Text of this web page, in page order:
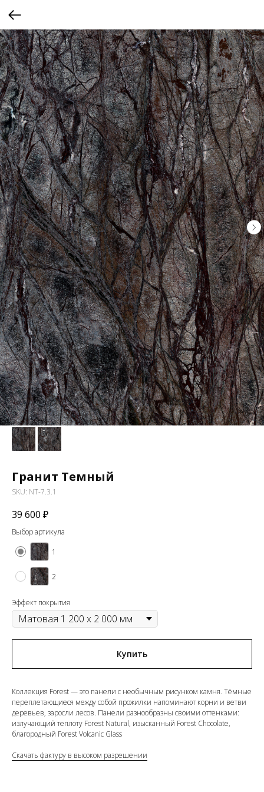
Гранит Темный
SKU: NT-7.3.1
39 600 ₽
Выбор артикула
1
2
Эффект покрытия
Купить
Коллекция Forest — это панели с необычным рисунком камня. Тёмные
переплетающиеся между собой прожилки напоминают корни и ветви
деревьев, заросли лесов. Панели разнообразны своими оттенками:
излучающий теплоту Forest Natural, изысканный Forest Chocolate,
благородный Forest Volcanic Glass
Скачать фактуру в высоком разрешении